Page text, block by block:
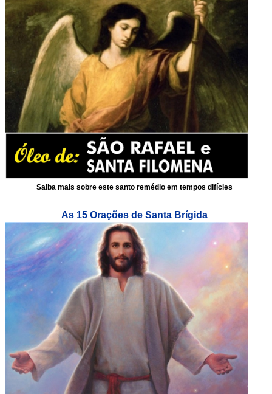
Saiba mais sobre este santo remédio em tempos difícies
As 15 Orações de Santa Brígida